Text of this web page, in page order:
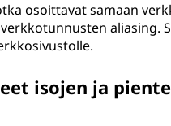
osoittavat samaan
aliasing.
isojen ja